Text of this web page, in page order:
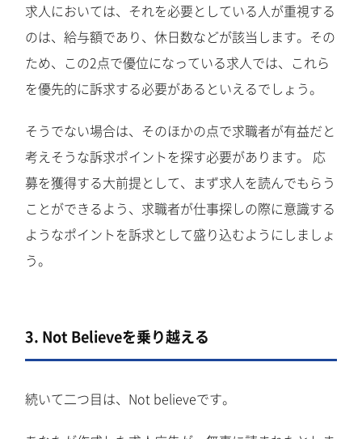
求人においては、それを必要としている人が重視する
のは、給与額であり、休日数などが該当します。その
ため、この2点で優位になっている求人では、これら
を優先的に訴求する必要があるといえるでしょう。
そうでない場合は、そのほかの点で求職者が有益だと
考えそうな訴求ポイントを探す必要があります。 応
募を獲得する大前提として、まず求人を読んでもらう
ことができるよう、求職者が仕事探しの際に意識する
ようなポイントを訴求として盛り込むようにしましょ
う。
3. Not Believeを乗り越える
続いて二つ目は、Not believeです。